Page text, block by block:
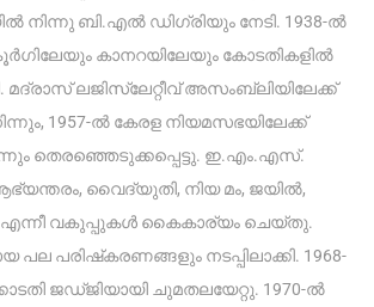
നിന്നു ബി.എൽ ഡിഗ്രിയും നേടി. 1938-ൽ
കാനറയിലേയും കോടതികളിൽ
മദ്രാസ് ലജിസ്ലേറ്റീവ് അസംബ്ലിയിലേക്ക്
1957-ൽ കേരള നിയമസഭയിലേക്ക്
തെരഞ്ഞെടുക്കപ്പെട്ടു. ഇ.എം.എസ്.
വൈദ്യുതി, നിയ മം, ജയിൽ,
വകുപ്പുകൾ കൈകാര്യം ചെയ്തു.
പല പരിഷ്‌കരണങ്ങളും നടപ്പിലാക്കി. 1968-
ജഡ്‌ജിയായി ചുമതലയേറ്റു. 1970-ൽ